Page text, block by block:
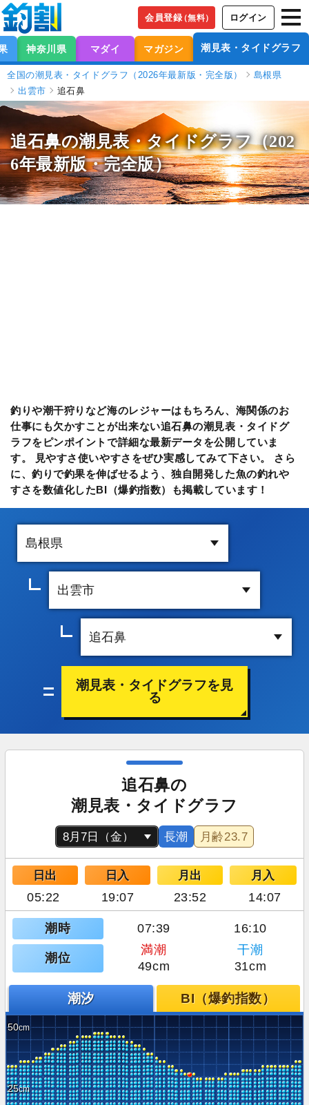
会員登録（無料） ログイン
神奈川県 マダイ マガジン 潮見表・タイドグラフ
全国の潮見表・タイドグラフ（2026年最新版・完全版）
島根県
出雲市
追石鼻
追石鼻の潮見表・タイドグラフ（202
6年最新版・完全版）
釣りや潮干狩りなど海のレジャーはもちろん、海関係のお
仕事にも欠かすことが出来ない追石鼻の潮見表・タイドグ
ラフをピンポイントで詳細な最新データを公開していま
す。 見やすさ使いやすさをぜひ実感してみて下さい。 さら
に、釣りで釣果を伸ばせるよう、独自開発した魚の釣れや
すさを数値化したBI（爆釣指数）も掲載しています！
潮見表・タイドグラフを見
る
追石鼻の
潮見表・タイドグラフ
長潮 月齢23.7
日出 日入 月出 月入
05:22 19:07 23:52 14:07
潮時 07:39 16:10
潮位
満潮
干潮
49cm
31cm
潮汐 BI（爆釣指数）
50
25